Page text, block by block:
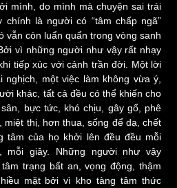
mình, do mình mà chuyện sai trái
là người có “tâm chấp ngã”
vẫn còn luẩn quẩn trong vòng sanh
vì những người như vậy rất nhạy
tiếp xúc với cảnh trần đời. Một lời
một việc làm không vừa ý,
khác, tất cả đều có thể khiến cho
bực tức, khó chịu, gây gổ, phê
miệt thị, hơn thua, sống để dạ, chết
tâm của họ khởi lên đều đều mỗi
mỗi giây. Những người như vậy
trạng bất an, vọng động, thậm
mặt bởi vì kho tàng tâm thức